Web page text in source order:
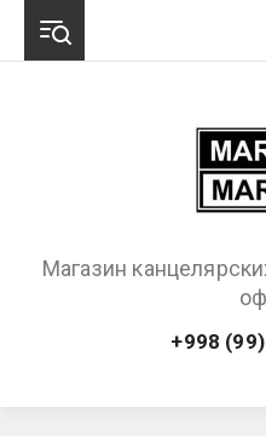
Магазин
+998